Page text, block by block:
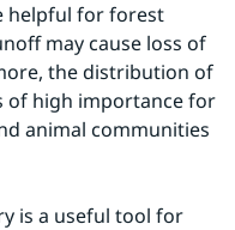
helpful for forest
may cause loss of
the distribution of
of high importance for
animal communities
is a useful tool for